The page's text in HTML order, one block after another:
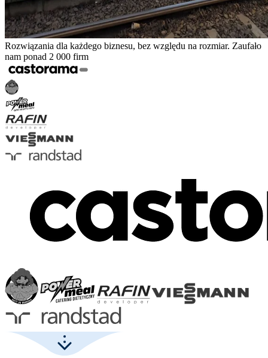
Rozwiązania dla każdego biznesu, bez względu na rozmiar. Zaufało
nam ponad 2 000 firm